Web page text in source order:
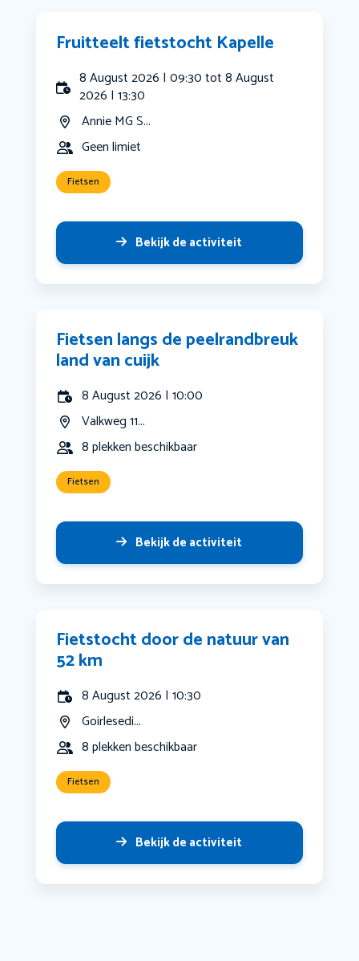
Fruitteelt fietstocht Kapelle
8 August 2026 | 09:30 tot 8 August
2026 | 13:30
Annie MG S...
Geen limiet
Fietsen
Bekijk de activiteit
Fietsen langs de peelrandbreuk
land van cuijk
8 August 2026 | 10:00
Valkweg 11...
8 plekken beschikbaar
Fietsen
Bekijk de activiteit
Fietstocht door de natuur van
52 km
8 August 2026 | 10:30
Goirlesedi...
8 plekken beschikbaar
Fietsen
Bekijk de activiteit